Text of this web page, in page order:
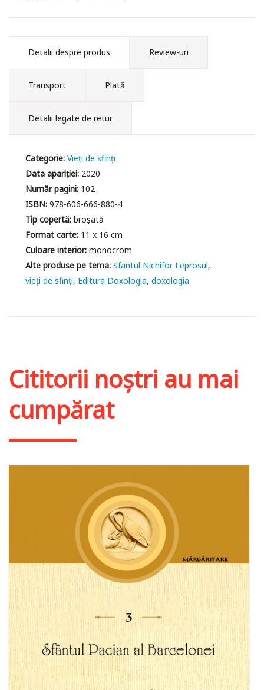
Detalii despre produs Review-uri
Transport Plată
Detalii legate de retur
Categorie:Vieți de sfinți
Data apariției: 2020
Număr pagini: 102
ISBN:978-606-666-880-4
Tip copertă:broșată
Format carte: 11 x 16 cm
Culoare interior:monocrom
Sfantul Nichifor Leprosul
vieți de sfinți Editura Doxologia doxologia
Cititorii noștri au mai
cumpărat